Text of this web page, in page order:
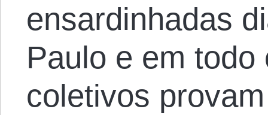
ensardinhadas
Paulo e em
coletivos